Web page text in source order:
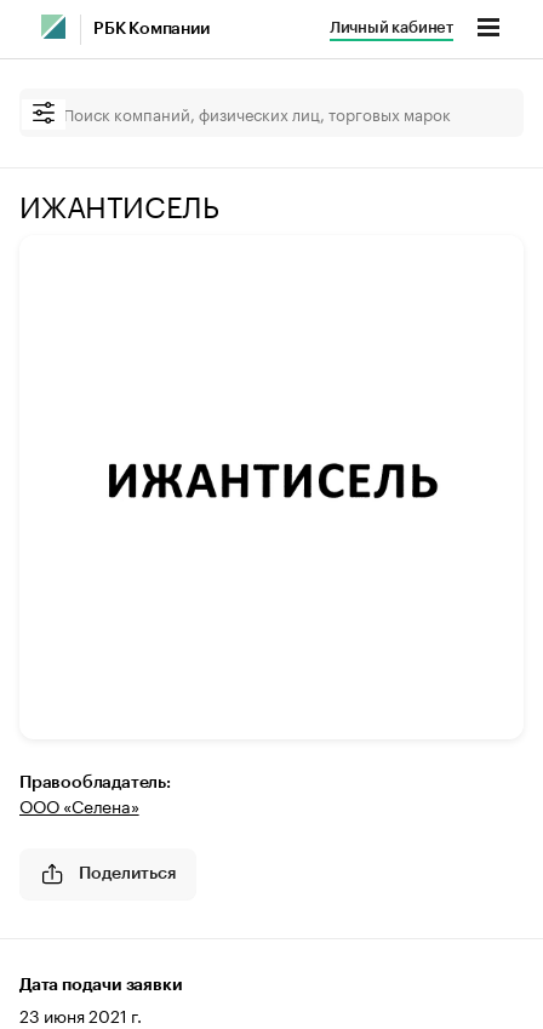
РБК Компании Личный кабинет
ИЖАНТИСЕЛЬ
Правообладатель:
ООО «Селена»
Поделиться
Дата подачи заявки
23 июня 2021 г.